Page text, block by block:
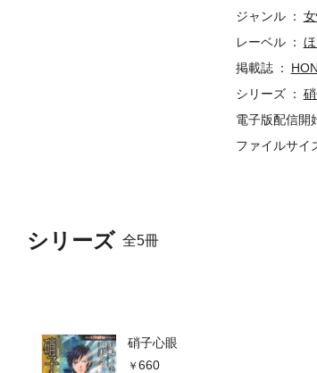
シリーズ 全5冊
硝子心眼
660
ジャンル
レーベル
掲載誌
シリーズ
電子版配信開
ファイルサイ